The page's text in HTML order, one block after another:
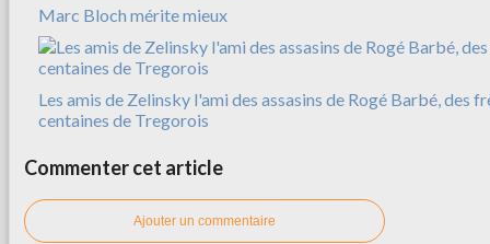
Marc Bloch mérite mieux
Les amis de Zelinsky l'ami des assasins de Rogé Barbé, des
centaines de Tregorois
Commenter cet article
Ajouter un commentaire